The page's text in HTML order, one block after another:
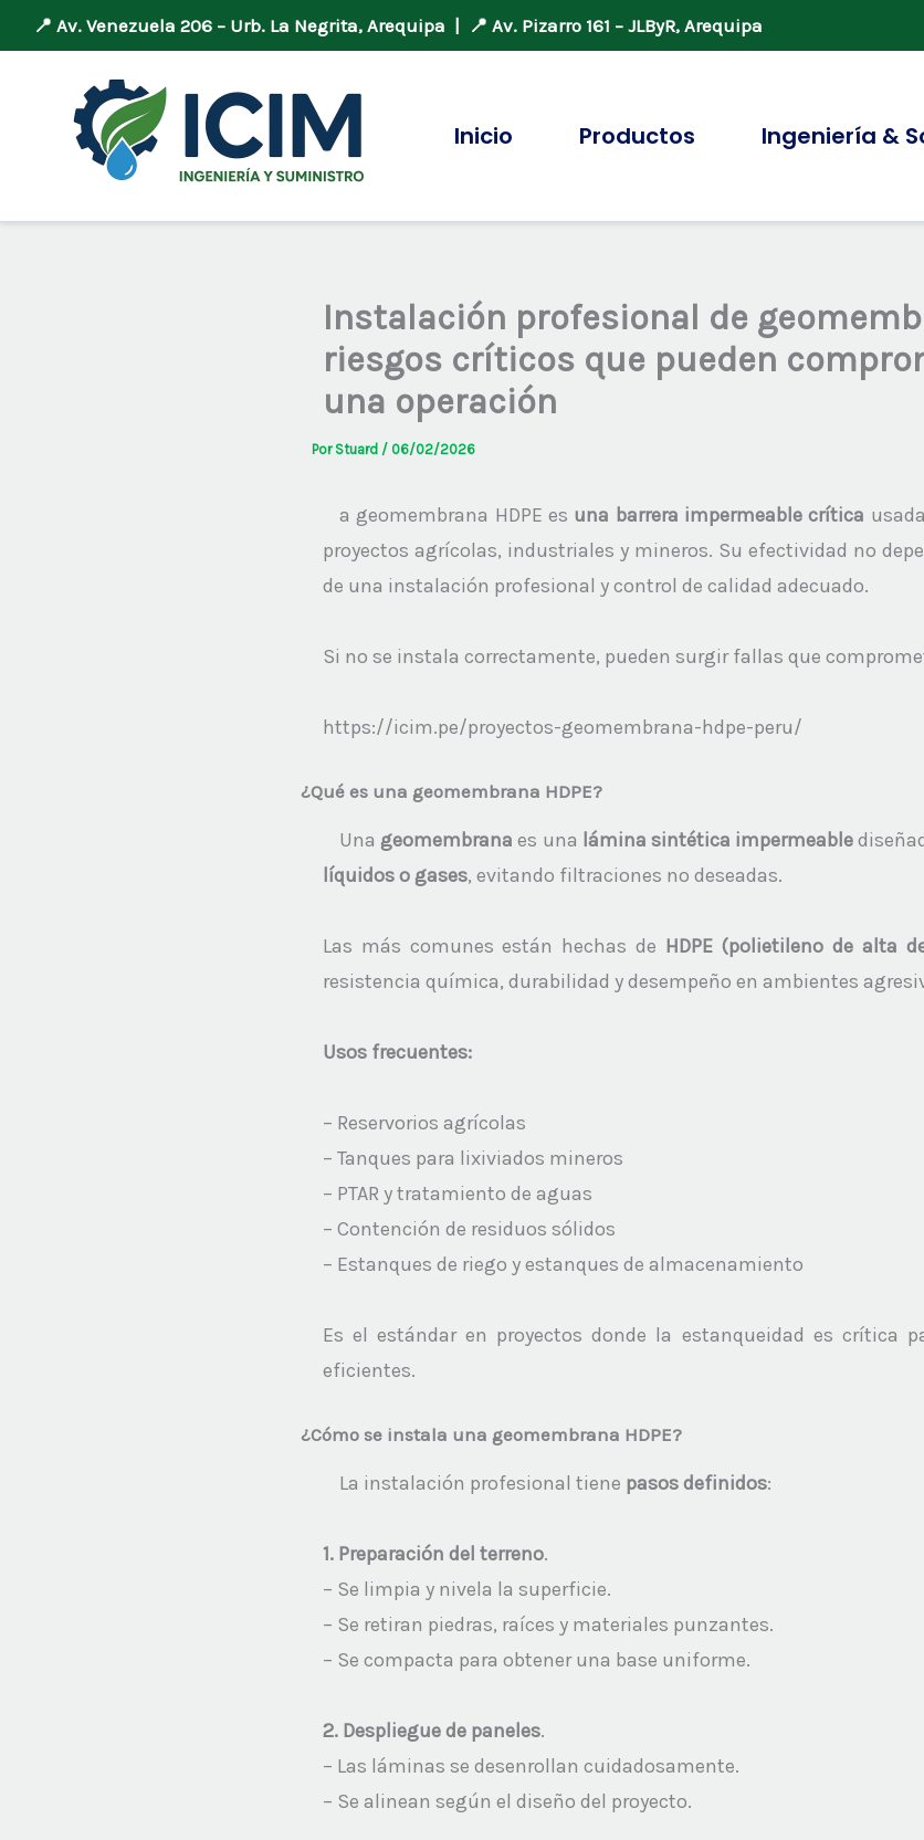
📍 Av. Venezuela 206 – Urb. La Negrita, Arequipa | 📍 Av. Pizarro 161 – JLByR, Arequipa
contenido
Inicio Productos Ingeniería &
Instalación profesional de
riesgos críticos que pueden
una operación
PorStuard/06/02/2026
a geomembrana HDPE esuna barrera impermeable críticausada
proyectos agrícolas, industriales y mineros. Su efectividad no
de una instalación profesional y control de calidad adecuado.
Si no se instala correctamente, pueden surgir fallas que
https://icim.pe/proyectos-geomembrana-hdpe-peru/
¿Qué es una geomembrana HDPE?
Unageomembranaes unalámina sintética impermeable
líquidos o gases, evitando filtraciones no deseadas.
Las más comunes están hechas de HDPE (polietileno de alta
resistencia química, durabilidad y desempeño en ambientes
Usos frecuentes:
– Reservorios agrícolas
– Tanques para lixiviados mineros
– PTAR y tratamiento de aguas
– Contención de residuos sólidos
– Estanques de riego y estanques de almacenamiento
Es el estándar en proyectos donde la estanqueidad es crítica
eficientes.
¿Cómo se instala una geomembrana HDPE?
La instalación profesional tienepasos definidos:
1. Preparación del terreno.
– Se limpia y nivela la superficie.
– Se retiran piedras, raíces y materiales punzantes.
– Se compacta para obtener una base uniforme.
2. Despliegue de paneles.
– Las láminas se desenrollan cuidadosamente.
– Se alinean según el diseño del proyecto.